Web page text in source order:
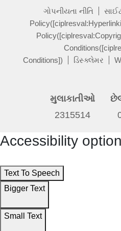
ગોપનીયતા નીતિ
Conditions])
ડિસ્ક્લેમર
મુલાકાતીઓ
2315514
Accessibility
Text To Speech
Bigger Text
Small Text